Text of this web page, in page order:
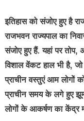
इतिहास को संजोए हुए है
राजभवन राज्यपाल का
संजोए हुए हैं. यहां पर
विशाल वेंकट हाल भी है,
प्राचीन वस्तुएं आम लोगों
प्राचीन समय के लगे हुए
लोगों के आकर्षण का केंद्र